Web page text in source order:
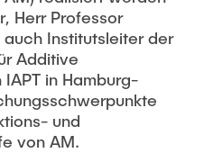
Herr Professor
Institutsleiter der
Additive
in Hamburg-
und
von AM.